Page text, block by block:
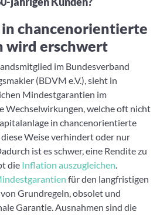
und jene, denen Sie folgen
chancenorientierte
wird erschwert
im Bundesverband
(BDVM e.V.), sieht in
Mindestgarantien im
Wechselwirkungen, welche oft nicht
in chancenorientierte
Weise verhindert oder nur
ist es schwer, eine Rendite zu
die Inflation auszugleichen.
für den langfristigen
Grundregeln, obsolet und
Garantie. Ausnahmen sind die